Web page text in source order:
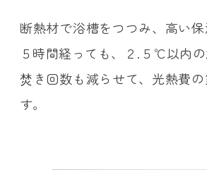
断熱材で浴槽をつつみ、高い保
５時間経っても、２.５℃以内
焚き回数も減らせて、光熱費
す。